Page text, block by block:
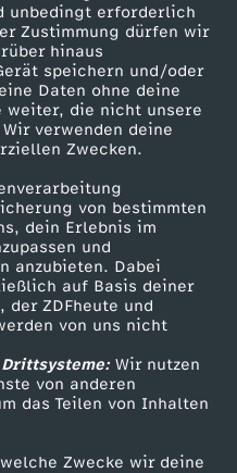
unbedingt erforderlich
Zustimmung dürfen wir
hinaus
speichern und/oder
Daten ohne deine
die nicht unsere
verwenden deine
Zwecken.
von bestimmten
dein Erlebnis im
und
anzubieten. Dabei
auf Basis deiner
der ZDFheute und
von uns nicht
Wir nutzen
von anderen
das Teilen von Inhalten
Zwecke wir deine
Service
ZDFmitreden
Kontakt zum ZDF
Tickets
Zuschauerservice
Hilfe